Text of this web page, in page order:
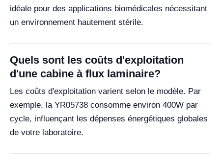
idéale pour des applications biomédicales nécessitant
un environnement hautement stérile.
Quels sont les coûts d'exploitation
d'une cabine à flux laminaire?
Les coûts d'exploitation varient selon le modèle. Par
exemple, la YR05738 consomme environ 400W par
cycle, influençant les dépenses énergétiques globales
de votre laboratoire.